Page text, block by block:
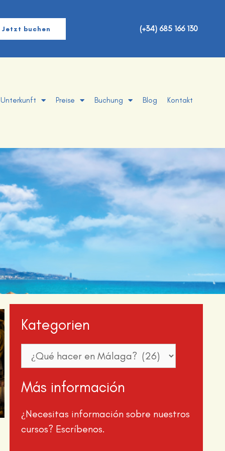
Jetzt buchen (+34) 685 166 130
Unterkunft Preise Buchung Blog Kontakt
Kategorien
Más información
¿Necesitas información sobre nuestros
cursos? Escríbenos.